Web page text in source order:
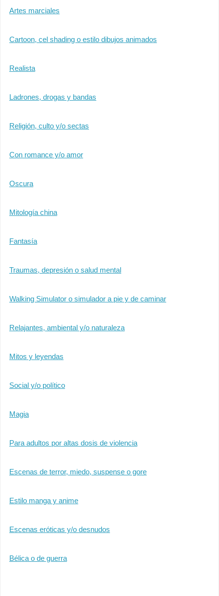
Artes marciales
Cartoon, cel shading o estilo dibujos animados
Realista
Ladrones, drogas y bandas
Religión, culto y/o sectas
Con romance y/o amor
Oscura
Mitología china
Fantasía
Traumas, depresión o salud mental
Walking Simulator o simulador a pie y de caminar
Relajantes, ambiental y/o naturaleza
Mitos y leyendas
Social y/o político
Magia
Para adultos por altas dosis de violencia
Escenas de terror, miedo, suspense o gore
Estilo manga y anime
Escenas eróticas y/o desnudos
Bélica o de guerra